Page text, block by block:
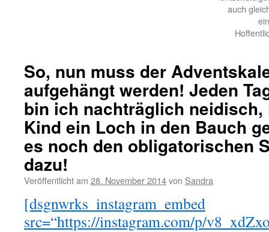
auch
So, nun muss der
aufgehängt werden! Jeden
bin ich nachträglich
Kind ein Loch in den Bauch
es noch den obligatorischen
dazu!
Veröffentlicht am 28. November 2014von Sandra
[dsgnwrks_instagram_embed
src=“https://instagram.com/p/